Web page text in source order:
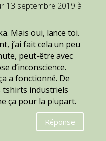
13 septembre 2019 à
Mais oui, lance toi.
j’ai fait cela un peu
peut-être avec
d’inconscience.
a fonctionné. De
tshirts industriels
ça pour la plupart.
Réponse